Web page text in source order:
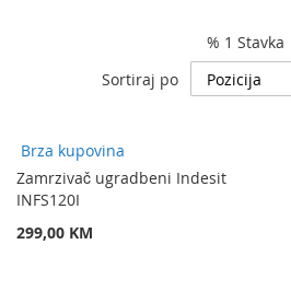
% 1 Stavka
Sortiraj po
Brza kupovina
Zamrzivač ugradbeni Indesit
INFS120I
299,00 KM